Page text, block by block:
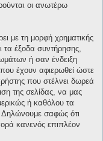
οι ανωτέρω
με τη μορφή χρηματικής
τα έξοδα συντήρησης,
ή σαν ένδειξη
έχουν αφιερωθεί ώστε
που στέλνει δωρεά
της σελίδας, να μας
ή καθόλου τα
Δηλώνουμε σαφώς ότι
κανενός επιπλέον